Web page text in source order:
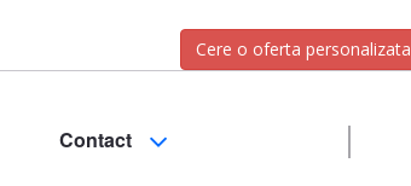
Cere o oferta personalizata
Contact